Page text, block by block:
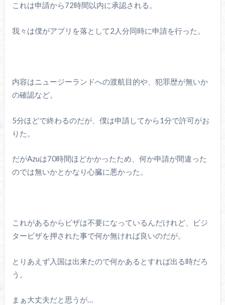
これは申請から72時間以内に承認される。
我々は僕がアプリを落として2人分同時に申請を行った。
内容はニュージーランドへの渡航目的や、犯罪歴が無いか
の確認など。
5分ほどで終わるのだが、僕は申請してから1分で許可がお
りた。
だがAzuは70時間ほどかかったため、何か申請が間違った
のでは無いかとかなり心臓に悪かった。
これがあるからビザは不要になっているんだけれど、ビジ
タービザを押された事で何か無ければ良いのだが。
とりあえず入国は出来たので何かあるとすれば出る時だろ
う。
まぁ大丈夫だと思うが…